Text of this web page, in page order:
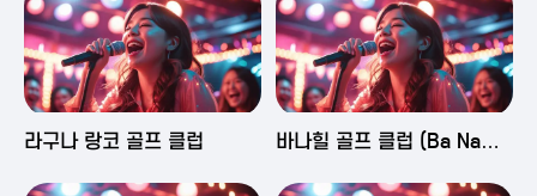
2025-06-03 15:05
라구나 랑코 골프 클럽 2025-06-03 14:58
바나힐 골프 클럽 (Ba Na